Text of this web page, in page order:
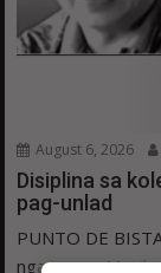
August 6, 2026
Disiplina sa
pag-unlad
PUNTO DE
ngayon ng